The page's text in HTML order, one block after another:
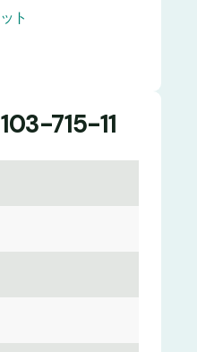
ト
715-11